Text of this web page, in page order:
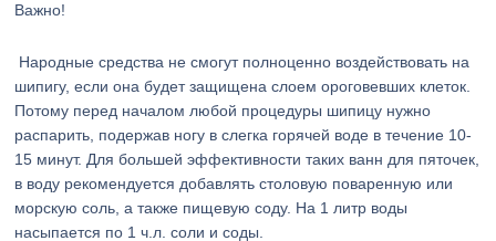
Важно!
Народные средства не смогут полноценно воздействовать на
шипигу, если она будет защищена слоем ороговевших клеток.
Потому перед началом любой процедуры шипицу нужно
распарить, подержав ногу в слегка горячей воде в течение 10-
15 минут. Для большей эффективности таких ванн для пяточек,
в воду рекомендуется добавлять столовую поваренную или
морскую соль, а также пищевую соду. На 1 литр воды
насыпается по 1 ч.л. соли и соды.